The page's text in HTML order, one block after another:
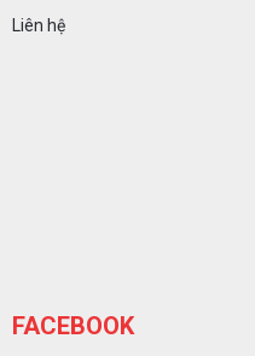
Liên hệ
FACEBOOK